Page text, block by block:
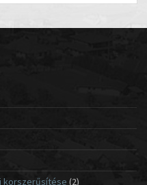
korszerűsítése (2)